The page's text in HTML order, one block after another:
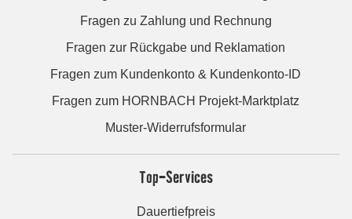
Fragen zu Zahlung und Rechnung
Fragen zur Rückgabe und Reklamation
Fragen zum Kundenkonto & Kundenkonto-ID
Fragen zum HORNBACH Projekt-Marktplatz
Muster-Widerrufsformular
Top-Services
Dauertiefpreis